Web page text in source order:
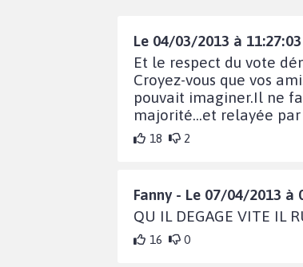
Le 04/03/2013 à 11:27:03
Et le respect du vote
Croyez-vous que vos
pouvait imaginer.Il ne
majorité...et relayée
18 2
Fanny - Le 07/04/2013 à
QU IL DEGAGE VITE IL
16 0